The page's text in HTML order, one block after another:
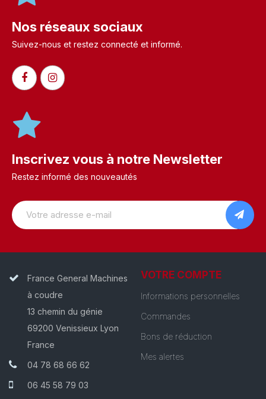
Nos réseaux sociaux
Suivez-nous et restez connecté et informé.​
Inscrivez vous à notre Newsletter
Restez informé des nouveautés
France General Machines
à coudre
13 chemin du génie
69200 Venissieux Lyon
France
04 78 68 66 62
06 45 58 79 03
VOTRE COMPTE
Informations personnelles
Commandes
Bons de réduction
Mes alertes